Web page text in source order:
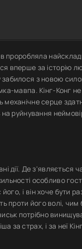
проробляла
вперше за історію
забилося з новою
мавпа. Кінг-Конг
механічне серце
руйнування
дії. Де з'являється
особливо
і він хоче бути
проти його волі, чим
потрібно
за страх, і за неї